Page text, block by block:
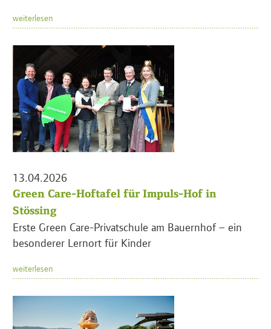
weiterlesen
13.04.2026
Green Care-Hoftafel für Impuls-Hof in
Stössing
Erste Green Care-Privatschule am Bauernhof – ein
besonderer Lernort für Kinder
weiterlesen